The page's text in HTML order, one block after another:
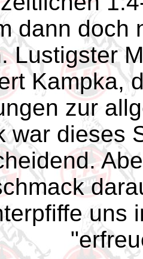
dann doch
Lustigster
Kampka,
zur
war dieses
uns